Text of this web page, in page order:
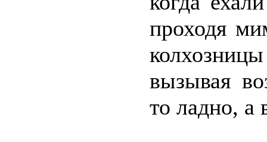
проходя
вызывая
то ладно, а